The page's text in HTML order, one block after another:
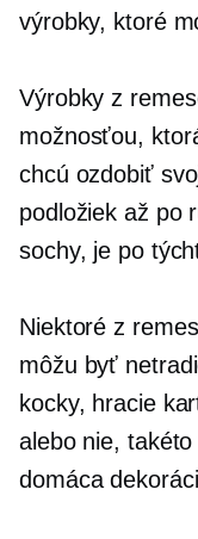
výrobky, ktoré
Výrobky z
možnosťou,
chcú ozdobiť
podložiek až po
sochy, je po
Niektoré z
môžu byť
kocky, hracie
alebo nie,
domáca